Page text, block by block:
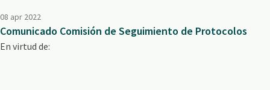
08 apr 2022
Comunicado Comisión de Seguimiento de Protocolos
En virtud de: